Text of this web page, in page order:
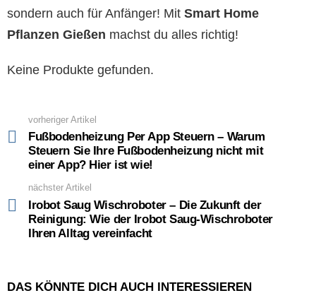
sondern auch für Anfänger! Mit Smart Home
Pflanzen Gießen machst du alles richtig!
Keine Produkte gefunden.
more
vorheriger Artikel
Fußbodenheizung Per App Steuern – Warum
Steuern Sie Ihre Fußbodenheizung nicht mit
einer App? Hier ist wie!
nächster Artikel
Irobot Saug Wischroboter – Die Zukunft der
Reinigung: Wie der Irobot Saug-Wischroboter
Ihren Alltag vereinfacht
DAS KÖNNTE DICH AUCH INTERESSIEREN